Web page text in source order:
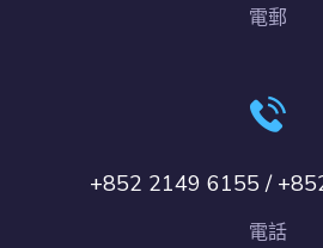
電郵
+852 2149 6155 /
電話